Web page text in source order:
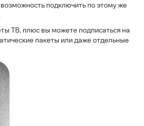
подключить по этому же
ТВ, плюс вы можете подписаться на
пакеты или даже отдельные